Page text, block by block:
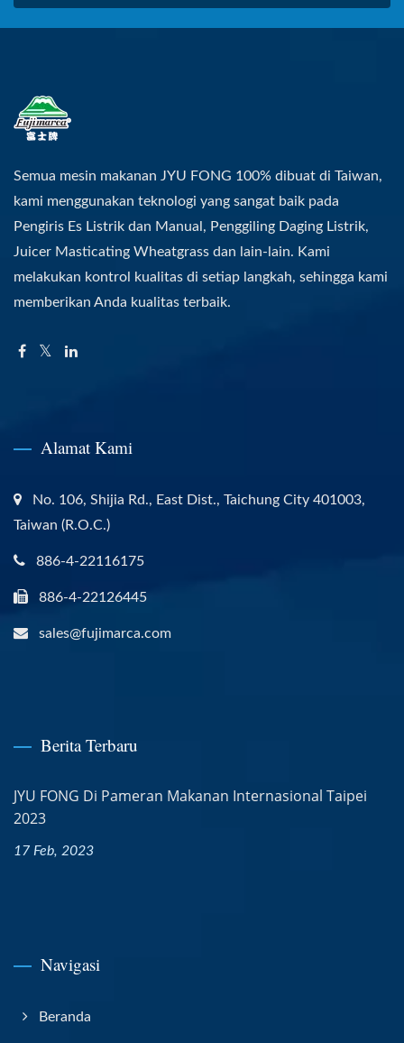
Semua mesin makanan JYU FONG 100% dibuat di Taiwan,
kami menggunakan teknologi yang sangat baik pada
Pengiris Es Listrik dan Manual, Penggiling Daging Listrik,
Juicer Masticating Wheatgrass dan lain-lain. Kami
melakukan kontrol kualitas di setiap langkah, sehingga kami
memberikan Anda kualitas terbaik.
Alamat Kami
No. 106, Shijia Rd., East Dist., Taichung City 401003,
Taiwan (R.O.C.)
886-4-22116175
886-4-22126445
sales@fujimarca.com
Berita Terbaru
JYU FONG Di Pameran Makanan Internasional Taipei
2023
17 Feb, 2023
Navigasi
Beranda